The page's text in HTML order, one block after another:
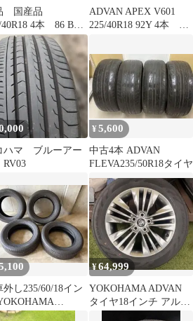
国産品
40R18 4本 86 BRZ
ウス カローラス
ツ
ADVAN APEX V601
225/40R18 92Y 4本 残
ハマ ブルーアー
¥5,600
中古4本 ADVAN
FLEVA235/50R18タイヤ
外し235/60/18イン
V61 4本
¥64,999
YOKOHAMA ADVAN
タイヤ18インチ アルフ